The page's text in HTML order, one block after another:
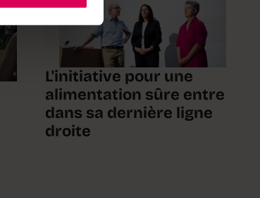
L'initiative pour une
alimentation sûre entre
dans sa dernière ligne
droite